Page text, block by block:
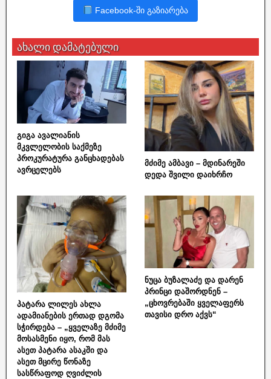
Facebook-ში გაზიარება
ახალი დამატებული
გიგა ავალიანის
მკვლელობის საქმეზე
პროკურატურა განცხადებას
ავრცელებს
მძიმე ამბავი – მდინარეში
დედა შვილი დაიხრჩო
პატარა ლილეს ახლა
ადამიანების ერთად დგომა
სჭირდება – „ყველაზე მძიმე
მოსასმენი იყო, რომ მას
ასეთ პატარა ასაკში და
ასეთ მცირე წონაზე
სასწრაფოდ ღვიძლის
ნუცა ბუზალაძე და დარენ
პრინცი დაშორდნენ –
„ცხოვრებაში ყველაფერს
თავისი დრო აქვს“